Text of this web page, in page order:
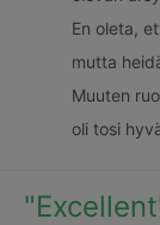
En oleta,
mutta
Muuten
oli tosi
"Excellent